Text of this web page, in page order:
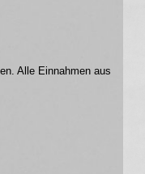
Alle Einnahmen aus